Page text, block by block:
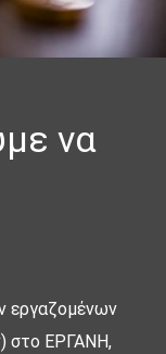
να
εργαζομένων
στο ΕΡΓΑΝΗ,